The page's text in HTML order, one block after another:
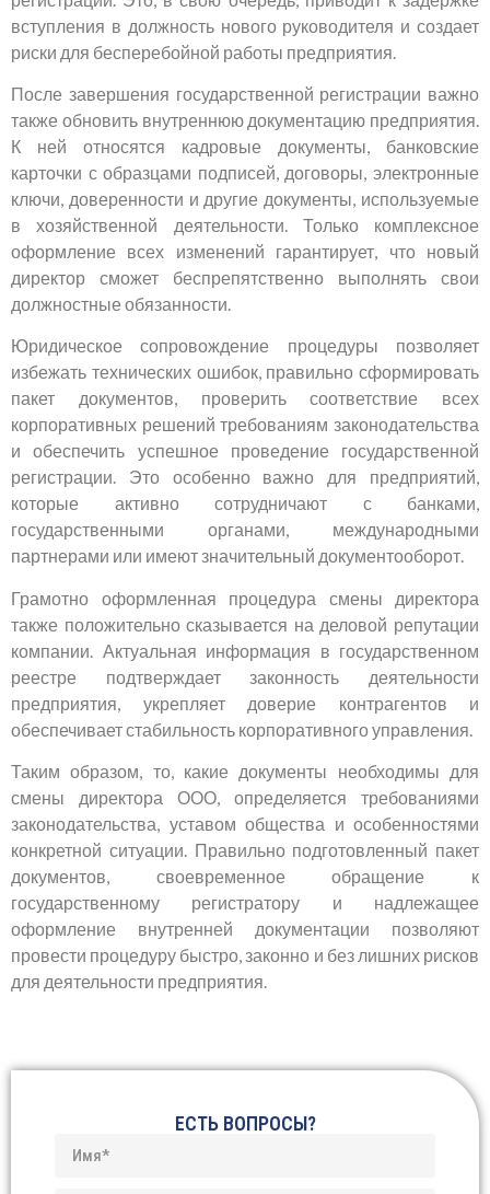
вступления в должность нового руководителя и создает
риски для бесперебойной работы предприятия.
После завершения государственной регистрации важно
также обновить внутреннюю документацию предприятия.
К ней относятся кадровые документы, банковские
карточки с образцами подписей, договоры, электронные
ключи, доверенности и другие документы, используемые
в хозяйственной деятельности. Только комплексное
оформление всех изменений гарантирует, что новый
директор сможет беспрепятственно выполнять свои
должностные обязанности.
Юридическое сопровождение процедуры позволяет
избежать технических ошибок, правильно сформировать
пакет документов, проверить соответствие всех
корпоративных решений требованиям законодательства
и обеспечить успешное проведение государственной
регистрации. Это особенно важно для предприятий,
которые активно сотрудничают с банками,
государственными органами, международными
партнерами или имеют значительный документооборот.
Грамотно оформленная процедура смены директора
также положительно сказывается на деловой репутации
компании. Актуальная информация в государственном
реестре подтверждает законность деятельности
предприятия, укрепляет доверие контрагентов и
обеспечивает стабильность корпоративного управления.
Таким образом, то, какие документы необходимы для
смены директора ООО, определяется требованиями
законодательства, уставом общества и особенностями
конкретной ситуации. Правильно подготовленный пакет
документов, своевременное обращение к
государственному регистратору и надлежащее
оформление внутренней документации позволяют
провести процедуру быстро, законно и без лишних рисков
для деятельности предприятия.
ЕСТЬ ВОПРОСЫ?